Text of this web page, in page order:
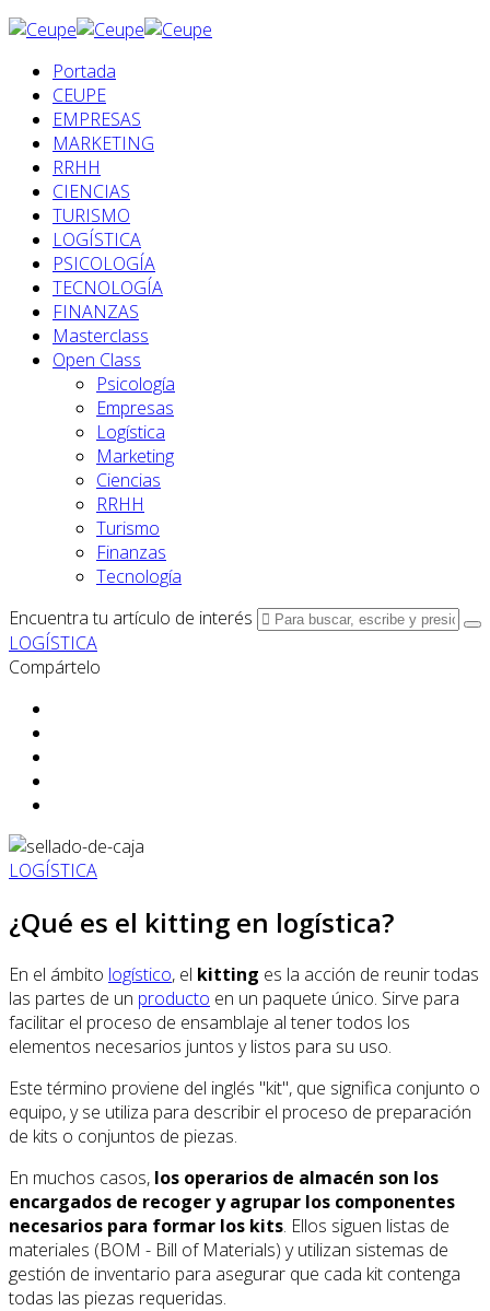
Portada
CEUPE
EMPRESAS
MARKETING
RRHH
CIENCIAS
TURISMO
LOGÍSTICA
PSICOLOGÍA
TECNOLOGÍA
FINANZAS
Masterclass
Open Class
Psicología
Empresas
Logística
Marketing
Ciencias
RRHH
Turismo
Finanzas
Tecnología
Encuentra tu artículo de interés
LOGÍSTICA
Compártelo
LOGÍSTICA
¿Qué es el kitting en logística?
En el ámbito logístico, el kitting es la acción de reunir todas
las partes de un producto en un paquete único. Sirve para
facilitar el proceso de ensamblaje al tener todos los
elementos necesarios juntos y listos para su uso.
Este término proviene del inglés "kit", que significa conjunto o
equipo, y se utiliza para describir el proceso de preparación
de kits o conjuntos de piezas.
En muchos casos, los operarios de almacén son los
encargados de recoger y agrupar los componentes
necesarios para formar los kits. Ellos siguen listas de
materiales (BOM - Bill of Materials) y utilizan sistemas de
gestión de inventario para asegurar que cada kit contenga
todas las piezas requeridas.